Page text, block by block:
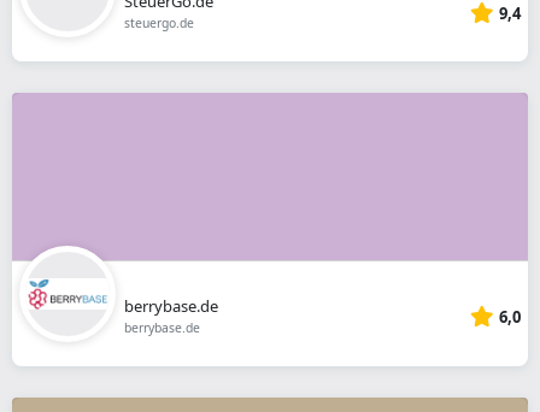
steuergo.de 9,4
berrybase.de
berrybase.de 6,0